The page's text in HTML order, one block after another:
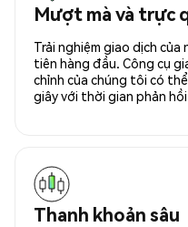
Mượt mà và trực
Trải nghiệm giao dịch
tiên hàng đầu. Công cụ
chỉnh của chúng tôi có
giây với thời gian phản
Thanh khoản sâu